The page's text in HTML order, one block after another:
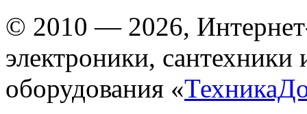
© 2010 — 2026,
электроники, сантехники
оборудования «